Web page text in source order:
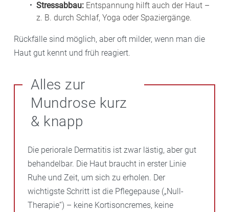
Stressabbau: Entspannung hilft auch der Haut –
z. B. durch Schlaf, Yoga oder Spaziergänge.
Rückfälle sind möglich, aber oft milder, wenn man die
Haut gut kennt und früh reagiert.
Alles zur
Mundrose kurz
& knapp
Die periorale Dermatitis ist zwar lästig, aber gut
behandelbar. Die Haut braucht in erster Linie
Ruhe und Zeit, um sich zu erholen. Der
wichtigste Schritt ist die Pflegepause („Null-
Therapie“) – keine Kortisoncremes, keine